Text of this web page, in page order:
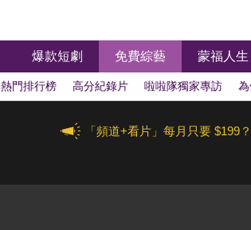
爆款短劇 免費綜藝 蒙福人生
熱門排行榜 高分紀錄片 啦啦隊獨家專訪 為
「頻道+看片」每月只要 $199？